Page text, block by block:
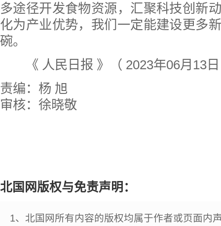
多途径开发食物资源，汇聚科技创新
化为产业优势，我们一定能建设更多
碗。
《 人民日报 》（ 2023年06月13
责编：杨 旭
审核：徐晓敬
北国网版权与免责声明：
1、北国网所有内容的版权均属于作者或页面内